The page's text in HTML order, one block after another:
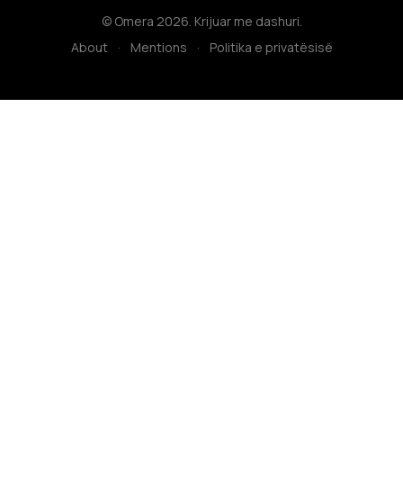
© Omera 2026. Krijuar me dashuri.
About
· Mentions · Politika e privatësisë